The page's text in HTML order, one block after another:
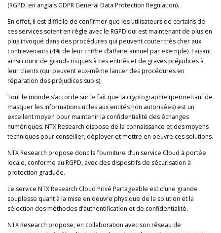
(RGPD, en anglais GDPR General Data Protection Regulation).
En effet, il est difficile de confirmer que les utilisateurs de certains de
ces services soient en règle avec le RGPD qui est maintenant de plus en
plus invoqué dans des procédures qui peuvent couter très cher aux
contrevenants (4% de leur chiffre d’affaire annuel par exemple). Faisant
ainsi courir de grands risques à ces entités et de graves préjudices à
leur clients (qui peuvent eux-même lancer des procédures en
réparation des préjudices subis).
Tout le monde s’accorde sur le fait que la cryptographie (permettant de
masquer les informations utiles aux entités non autorisées) est un
excellent moyen pour maintenir la confidentialité des échanges
numériques. NTX Research dispose de la connaissance et des moyens
techniques pour conseiller, déployer et mettre en oeuvre ces solutions.
NTX Research propose donc la fourniture d’un service Cloud à portée
locale, conforme au RGPD, avec des dispositifs de sécurisation à
protection graduée.
Le service NTX Research Cloud Privé Partageable est d’une grande
souplesse quant à la mise en oeuvre physique de la solution et la
sélection des méthodes d’authentification et de confidentialité.
NTX Research propose, en collaboration avec son réseau de